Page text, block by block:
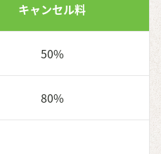
キャンセル料
50%
80%